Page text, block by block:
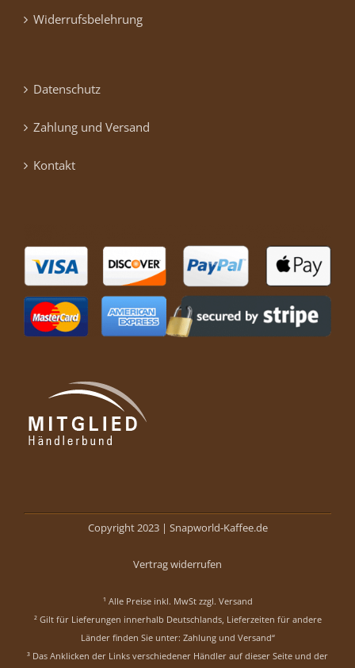
Widerrufsbelehrung
Datenschutz
Zahlung und Versand
Kontakt
Copyright 2023 | Snapworld-Kaffee.de
Vertrag widerrufen
¹ Alle Preise inkl. MwSt zzgl. Versand
² Gilt für Lieferungen innerhalb Deutschlands, Lieferzeiten für andere
Länder finden Sie unter: Zahlung und Versand“
³ Das Anklicken der Links verschiedener Händler auf dieser Seite und der